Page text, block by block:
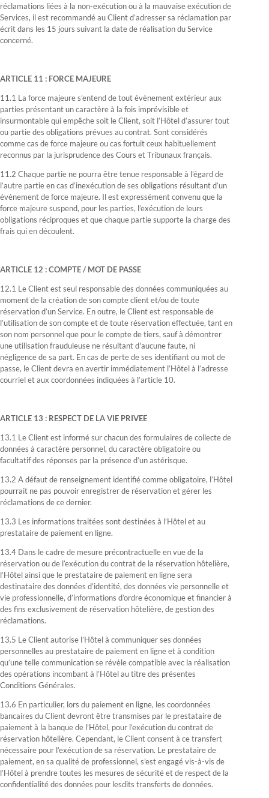
réclamations liées à la non-exécution ou à la mauvaise exécution de
Services, il est recommandé au Client d’adresser sa réclamation par
écrit dans les 15 jours suivant la date de réalisation du Service
concerné.
ARTICLE 11 : FORCE MAJEURE
11.1 La force majeure s’entend de tout évènement extérieur aux
parties présentant un caractère à la fois imprévisible et
insurmontable qui empêche soit le Client, soit l’Hôtel d’assurer tout
ou partie des obligations prévues au contrat. Sont considérés
comme cas de force majeure ou cas fortuit ceux habituellement
reconnus par la jurisprudence des Cours et Tribunaux français.
11.2 Chaque partie ne pourra être tenue responsable à l’égard de
l’autre partie en cas d’inexécution de ses obligations résultant d’un
évènement de force majeure. Il est expressément convenu que la
force majeure suspend, pour les parties, l’exécution de leurs
obligations réciproques et que chaque partie supporte la charge des
frais qui en découlent.
ARTICLE 12 : COMPTE / MOT DE PASSE
12.1 Le Client est seul responsable des données communiquées au
moment de la création de son compte client et/ou de toute
réservation d’un Service. En outre, le Client est responsable de
l’utilisation de son compte et de toute réservation effectuée, tant en
son nom personnel que pour le compte de tiers, sauf à démontrer
une utilisation frauduleuse ne résultant d'aucune faute, ni
négligence de sa part. En cas de perte de ses identifiant ou mot de
passe, le Client devra en avertir immédiatement l’Hôtel à l’adresse
courriel et aux coordonnées indiquées à l’article 10.
ARTICLE 13 : RESPECT DE LA VIE PRIVEE
13.1 Le Client est informé sur chacun des formulaires de collecte de
données à caractère personnel, du caractère obligatoire ou
facultatif des réponses par la présence d’un astérisque.
13.2 A défaut de renseignement identifié comme obligatoire, l’Hôtel
pourrait ne pas pouvoir enregistrer de réservation et gérer les
réclamations de ce dernier.
13.3 Les informations traitées sont destinées à l’Hôtel et au
prestataire de paiement en ligne.
13.4 Dans le cadre de mesure précontractuelle en vue de la
réservation ou de l’exécution du contrat de la réservation hôtelière,
l’Hôtel ainsi que le prestataire de paiement en ligne sera
destinataire des données d’identité, des données vie personnelle et
vie professionnelle, d’informations d’ordre économique et financier à
des fins exclusivement de réservation hôtelière, de gestion des
réclamations.
13.5 Le Client autorise l’Hôtel à communiquer ses données
personnelles au prestataire de paiement en ligne et à condition
qu’une telle communication se révèle compatible avec la réalisation
des opérations incombant à l’Hôtel au titre des présentes
Conditions Générales.
13.6 En particulier, lors du paiement en ligne, les coordonnées
bancaires du Client devront être transmises par le prestataire de
paiement à la banque de l’Hôtel, pour l’exécution du contrat de
réservation hôtelière. Cependant, le Client consent à ce transfert
nécessaire pour l’exécution de sa réservation. Le prestataire de
paiement, en sa qualité de professionnel, s’est engagé vis-à-vis de
l’Hôtel à prendre toutes les mesures de sécurité et de respect de la
confidentialité des données pour lesdits transferts de données.